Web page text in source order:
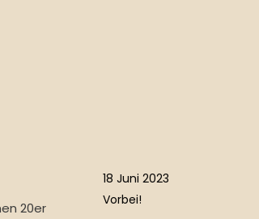
20er
18 Juni 2023
Vorbei!